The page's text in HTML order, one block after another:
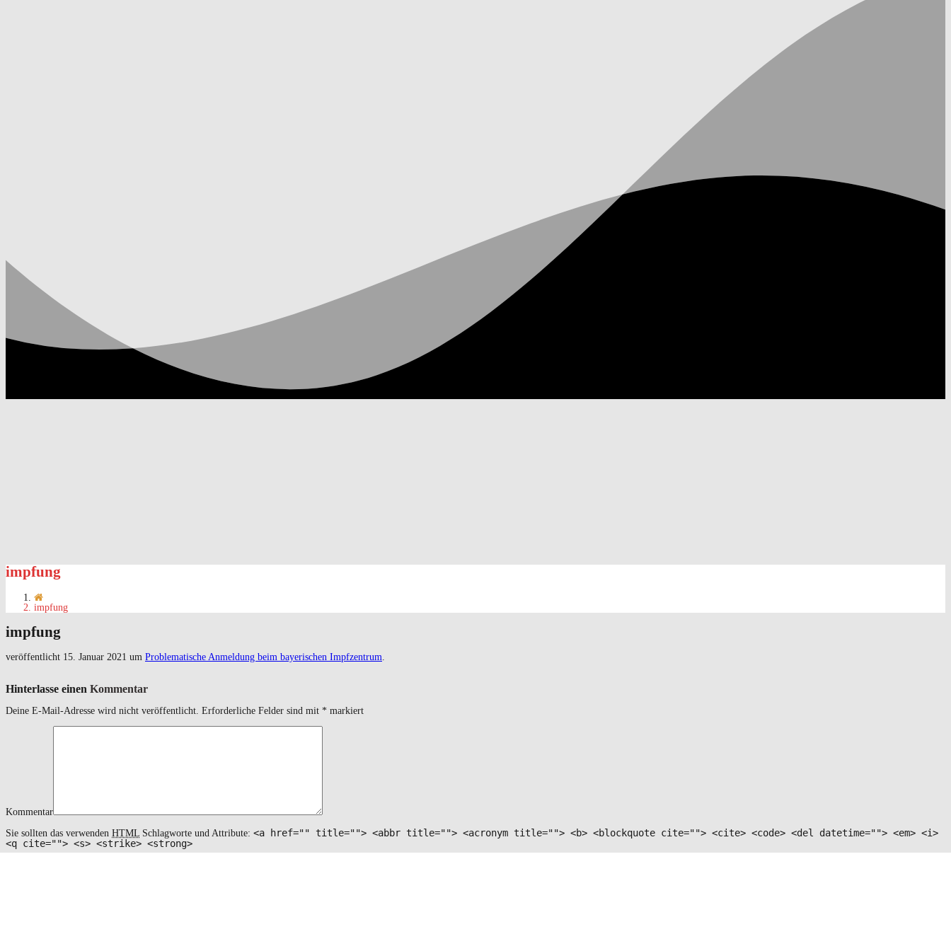
impfung
impfung
impfung
veröffentlicht 15. Januar 2021 um Problematische Anmeldung beim bayerischen Impfzentrum
Hinterlasse einen Kommentar
Deine E-Mail-Adresse wird nicht veröffentlicht. Erforderliche Felder sind mit * markiert
Kommentar
Sie sollten das verwenden HTML Schlagworte und Attribute: <a href="" title=""> <abbr title=""> <acronym title=""> <b> <blockquote cite=""> <cite> <code> <del datetime=""> <em> <i>
<q cite=""> <s> <strike> <strong>